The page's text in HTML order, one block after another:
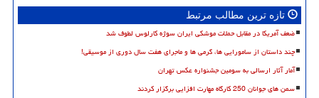
تازه ترین مطالب مرتبط
ضعف آمریکا در مقابل حملات موشکی ایران سوژه کارلوس لطوف شد
چند داستان از سامورایی ها، گرمی ها و ماجرای هفت سال دوری از موسیقی!
آمار آثار ارسالی به سومین جشنواره عکس تهران
سمن های جوانان 250 کارگاه مهارت افزایی برگزار کردند